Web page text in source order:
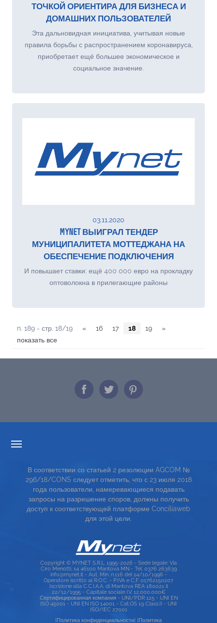
ТОЧКОЙ ОРИЕНТИРА ДЛЯ БИЗНЕСА И
ДОМАШНИХ ПОЛЬЗОВАТЕЛЕЙ
Эта дальновидная инициатива, учитывая новые
правила борьбы с распространением коронавируса,
приобретает ещё большее экономическое и
социальное значение.
03.11.2020
MYNET ВЫИГРАЛ ТЕНДЕР
МУНИЦИПАЛИТЕТА МОТТЕДЖАНА НА
ОБЕСПЕЧЕНИЕ ПОДКЛЮЧЕНИЯ
И повышает ставки: ещё 400 000 евро на прокладку
оптоволокна в прилегающие районы
n. 189 - стр. 18/19 « 16 17 18 19
»
показать все
СЕРВИСНАЯ КАРТА
TOP RICERCHE
SITE MAP
В соответствии со статьей 2 резолюции AGCOM №
296/18/CONS следует отметить, что с 23 июля 2018
года пользователи, намеревающиеся подавать
запросы на разрешение споров, должны получить
доступ к соответствующей платформе Conciliaweb
для этой цели.
Copyright © MYNET S.R.L. 1995-2026 - Sede legale: Via
Ciro Menotti, 14 46100 Mantova MN - Tel. 0376 263639
info@mynet.it - Aut. Min. n.116 del 14/10/1996 -
Operatore iscritto al R.O.C. - P.IVA e C.F. 01762150207
Iscrizione alla C.C.I.A.A. di Mantova REA 180021 il
22/12/1995 - Capitale sociale I.V. 12.000.000€
Сертифицированная компания - UNI/PDR 125 - UNI EN
ISO 45001 - UNI EN ISO 14001 - Cat.OS 19 Class.II - UNI
ISO/IEC 27001
[Политика конфиденциальности] [Политика